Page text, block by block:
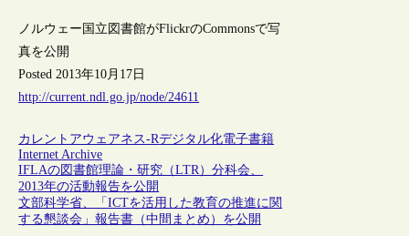
ノルウェー国立図書館がFlickrのCommonsで写
真を公開
Posted 2013年10月17日
http://current.ndl.go.jp/node/24611
カレントアウェアネス-Rデジタル化電子書籍
Internet Archive
IFLAの図書館理論・研究（LTR）分科会、
2013年の活動報告を公開
文部科学省、「ICTを活用した教育の推進に関
する懇談会」報告書（中間まとめ）を公開